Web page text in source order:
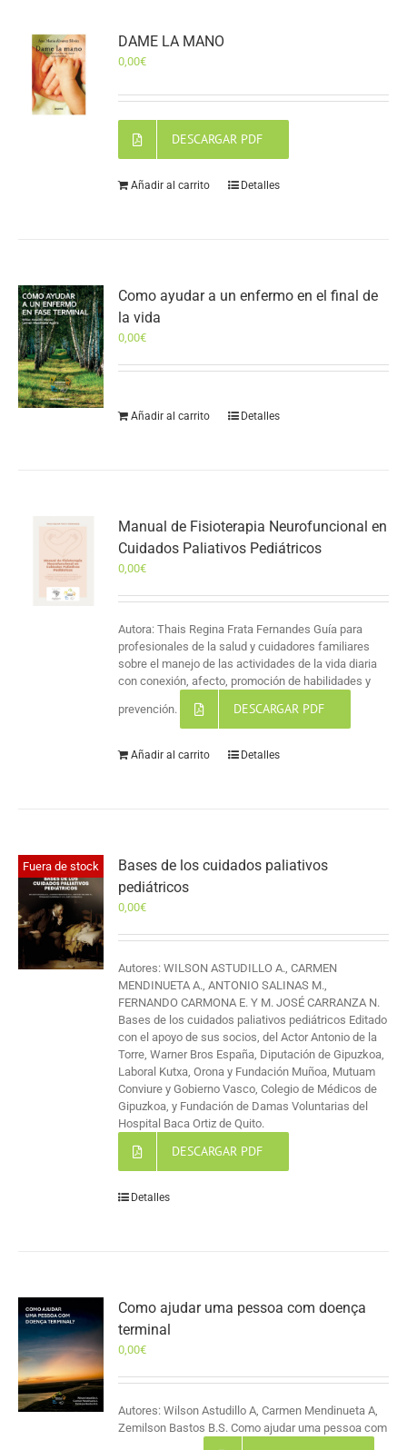
DAME LA MANO
0,00€
DESCARGAR PDF
Añadir al carrito Detalles
Como ayudar a un enfermo en el final de
la vida
0,00€
Añadir al carrito Detalles
Manual de Fisioterapia Neurofuncional en
Cuidados Paliativos Pediátricos
0,00€
Autora: Thais Regina Frata Fernandes Guía para
profesionales de la salud y cuidadores familiares
sobre el manejo de las actividades de la vida diaria
con conexión, afecto, promoción de habilidades y
prevención. DESCARGAR PDF
Añadir al carrito Detalles
Fuera de stock
Bases de los cuidados paliativos
pediátricos
0,00€
Autores: WILSON ASTUDILLO A., CARMEN
MENDINUETA A., ANTONIO SALINAS M.,
FERNANDO CARMONA E. Y M. JOSÉ CARRANZA N.
Bases de los cuidados paliativos pediátricos Editado
con el apoyo de sus socios, del Actor Antonio de la
Torre, Warner Bros España, Diputación de Gipuzkoa,
Laboral Kutxa, Orona y Fundación Muñoa, Mutuam
Conviure y Gobierno Vasco, Colegio de Médicos de
Gipuzkoa, y Fundación de Damas Voluntarias del
Hospital Baca Ortiz de Quito.
DESCARGAR PDF
Detalles
Como ajudar uma pessoa com doença
terminal
0,00€
Autores: Wilson Astudillo A, Carmen Mendinueta A,
Zemilson Bastos B.S. Como ajudar uma pessoa com